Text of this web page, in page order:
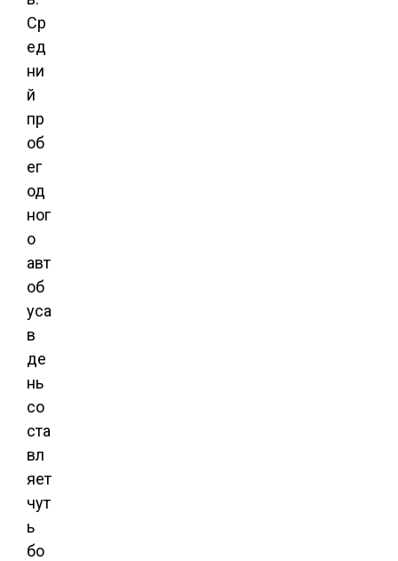
Ср
ед
ни
й
пр
об
ег
од
ног
о
авт
об
уса
в
де
нь
со
ста
вл
яет
чут
ь
бо